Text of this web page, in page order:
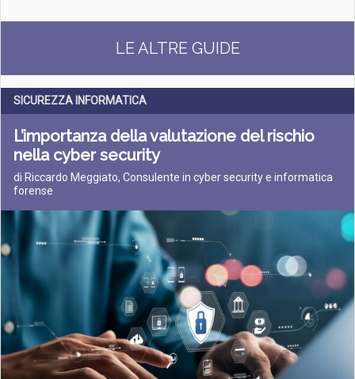
LE ALTRE GUIDE
SICUREZZA INFORMATICA
L’importanza della valutazione del rischio
nella cyber security
di Riccardo Meggiato, Consulente in cyber security e informatica
forense